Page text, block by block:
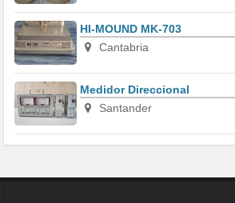
HI-MOUND MK-703
Cantabria
Medidor Direccional
Santander